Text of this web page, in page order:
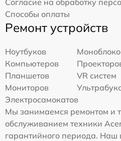
Способы оплаты
Ремонт устройств
Ноутбуков
Компьютеров
Планшетов
VR систем
Мониторов
Электросамокатов
Мы занимаемся ремонтом и
обслуживанием техники
гарантийного периода. Наш